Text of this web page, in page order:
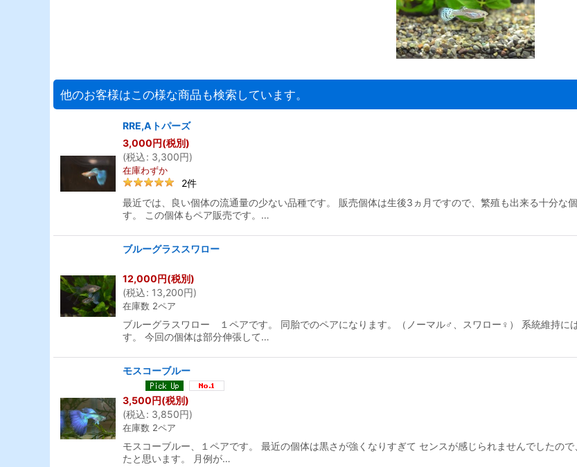
他のお客様はこの様な商品も検索しています。
RRE,Aトパーズ
3,000円(税別)
(税込: 3,300円)
在庫わずか
2件
最近では、良い個体の流通量の少ない品種です。 販売個体は生後3ヵ月ですので、繁殖も出来る十分な
す。 この個体もペア販売です。…
ブルーグラススワロー
12,000円(税別)
(税込: 13,200円)
在庫数 2ペア
ブルーグラスワロー １ペアです。 同胎でのペアになります。（ノーマル♂、スワロー♀） 系統維持に
す。 今回の個体は部分伸張して…
モスコーブルー
3,500円(税別)
(税込: 3,850円)
在庫数 2ペア
モスコーブルー、１ペアです。 最近の個体は黒さが強くなりすぎて センスが感じられませんでしたの
たと思います。 月例が…